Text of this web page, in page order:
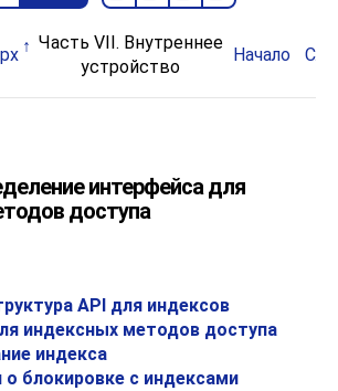
Часть VII. Внутреннее
устройство
Начало
интерфейса для
доступа
API для индексов
индексных методов доступа
индекса
о блокировке с индексами